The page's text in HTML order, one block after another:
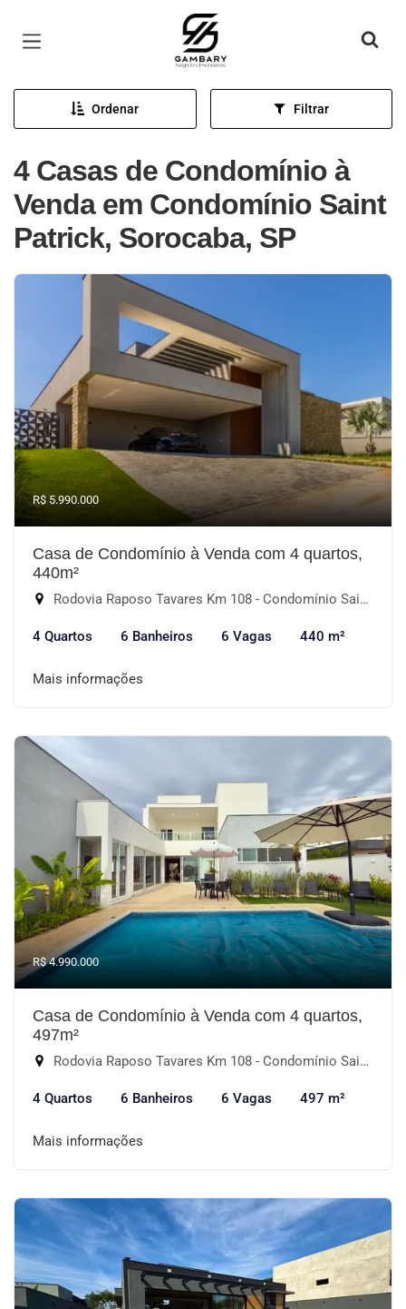
Página inicial
Ordenar Filtrar
4 Casas de Condomínio à
Venda em Condomínio Saint
Patrick, Sorocaba, SP
R$ 5.990.000
Casa de Condomínio à Venda com 4 quartos,
440m²
Rodovia Raposo Tavares Km 108 - Condomínio Saint Patrick, Sorocaba-SP
4 Quartos 6 Banheiros 6 Vagas 440 m²
Mais informações
R$ 4.990.000
Casa de Condomínio à Venda com 4 quartos,
497m²
Rodovia Raposo Tavares Km 108 - Condomínio Saint Patrick, Sorocaba-SP
4 Quartos 6 Banheiros 6 Vagas 497 m²
Mais informações